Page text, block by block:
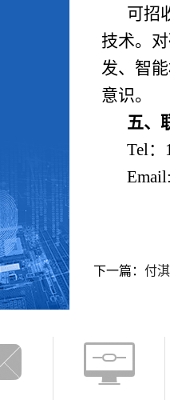
可招
技术。
发、智
意识。
五、
Tel：
下一篇： 付淇